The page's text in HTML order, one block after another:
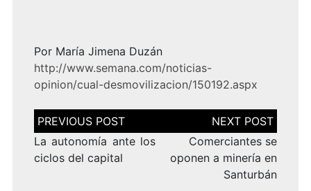
Por María Jimena Duzán
http://www.semana.com/noticias-
opinion/cual-desmovilizacion/150192.aspx
Navegación
de
entradas
La autonomía ante los
ciclos del capital
Comerciantes se
oponen a minería en
Santurbán